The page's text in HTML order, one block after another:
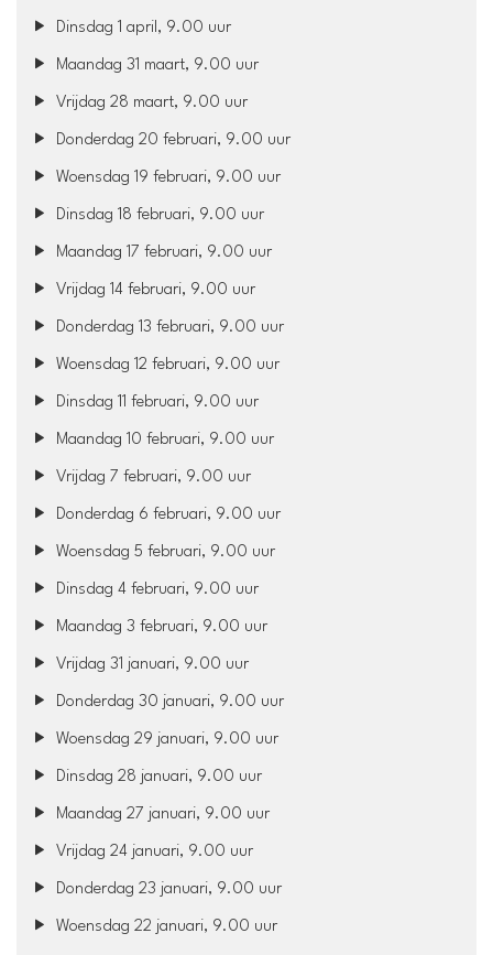
Dinsdag 1 april, 9.00 uur
Maandag 31 maart, 9.00 uur
Vrijdag 28 maart, 9.00 uur
Donderdag 20 februari, 9.00 uur
Woensdag 19 februari, 9.00 uur
Dinsdag 18 februari, 9.00 uur
Maandag 17 februari, 9.00 uur
Vrijdag 14 februari, 9.00 uur
Donderdag 13 februari, 9.00 uur
Woensdag 12 februari, 9.00 uur
Dinsdag 11 februari, 9.00 uur
Maandag 10 februari, 9.00 uur
Vrijdag 7 februari, 9.00 uur
Donderdag 6 februari, 9.00 uur
Woensdag 5 februari, 9.00 uur
Dinsdag 4 februari, 9.00 uur
Maandag 3 februari, 9.00 uur
Vrijdag 31 januari, 9.00 uur
Donderdag 30 januari, 9.00 uur
Woensdag 29 januari, 9.00 uur
Dinsdag 28 januari, 9.00 uur
Maandag 27 januari, 9.00 uur
Vrijdag 24 januari, 9.00 uur
Donderdag 23 januari, 9.00 uur
Woensdag 22 januari, 9.00 uur